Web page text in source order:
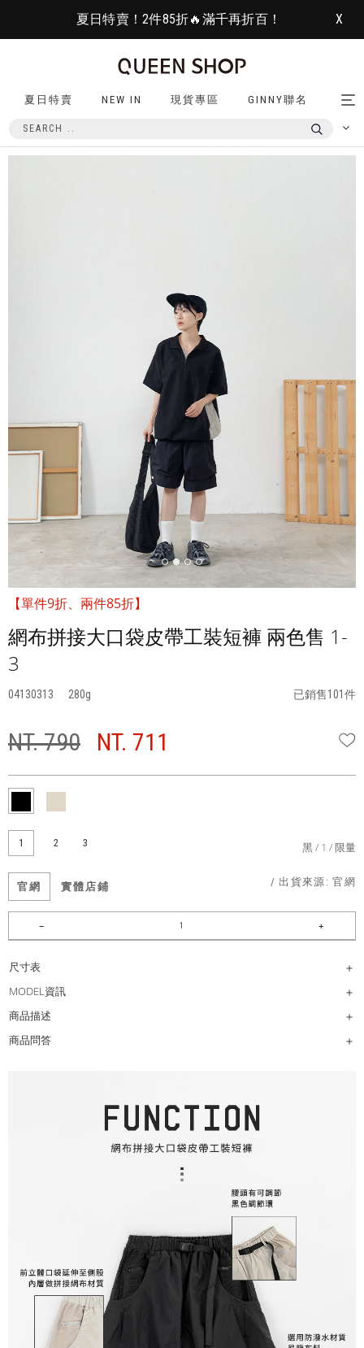
夏日特賣！2件85折🔥滿千再折百！ X
夏日特賣 NEW IN 現貨專區 GINNY聯名
【單件9折、兩件85折】
網布拼接大口袋皮帶工裝短褲 兩色售 1-
3
04130313 280 已銷售101件
NT. 790 NT. 711
1 2 3 黑 1 限量
官網 實體店鋪 / 出貨來源:官網
尺寸表
MODEL資訊
商品描述
商品問答